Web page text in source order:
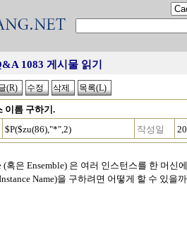
1083 게시물 읽기
이름 구하기.
$P($zu(86),"*",2) 작성일
(혹은 Ensemble) 은 여러 인스턴스를 한 머
Name)을 구하려면 어떻게 할 수 있을